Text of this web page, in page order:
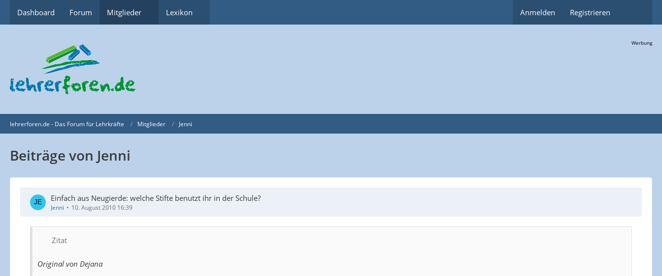
Dashboard Forum Mitglieder Lexikon Anmelden Registrieren
Werbung
lehrerforen.de - Das Forum für Lehrkräfte Mitglieder Jenni
Beiträge von Jenni
Einfach aus Neugierde: welche Stifte benutzt ihr in der Schule?
Jenni 10. August 2010 16:39
Zitat
Original von Dejana